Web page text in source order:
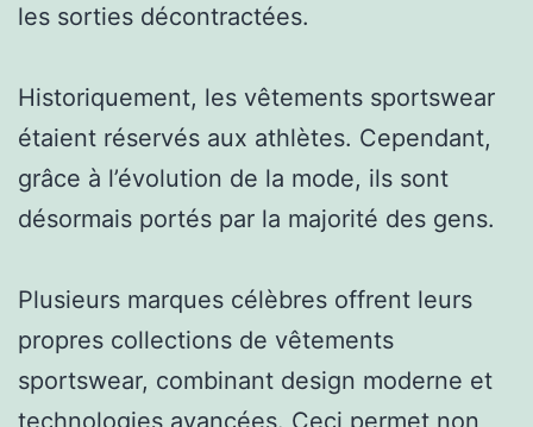
les sorties décontractées.
Historiquement, les vêtements sportswear
étaient réservés aux athlètes. Cependant,
grâce à l’évolution de la mode, ils sont
désormais portés par la majorité des gens.
Plusieurs marques célèbres offrent leurs
propres collections de vêtements
sportswear, combinant design moderne et
technologies avancées. Ceci permet non